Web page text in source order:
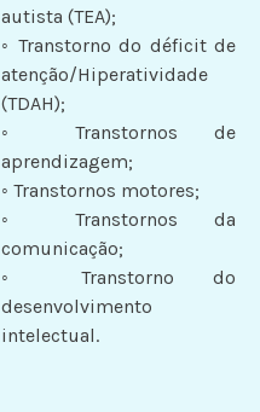
autista (TEA);
◦ Transtorno do déficit de
atenção/Hiperatividade
(TDAH);
◦ Transtornos de
aprendizagem;
◦ Transtornos motores;
◦ Transtornos da
comunicação;
◦ Transtorno do
desenvolvimento
intelectual.